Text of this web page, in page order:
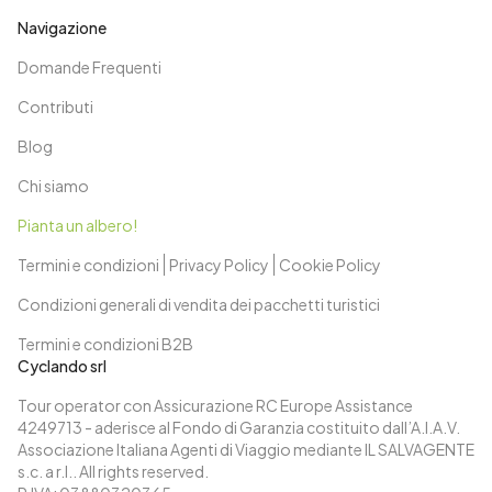
Cyclando srl
Tour operator con Assicurazione RC Europe Assistance
4249713 - aderisce al Fondo di Garanzia costituito dall’A.I.A.V.
Associazione Italiana Agenti di Viaggio mediante IL SALVAGENTE
s.c. a r.l.. All rights reserved.
Navigazione
Domande Frequenti
Contributi
Blog
Chi siamo
Pianta un albero!
Termini e condizioni
Privacy Policy
Cookie Policy
Condizioni generali di vendita dei pacchetti turistici
Termini e condizioni B2B